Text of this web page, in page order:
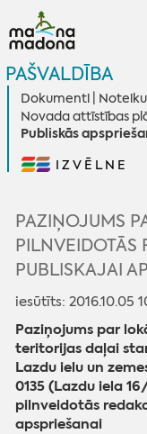
PAŠVALDĪBA
Dokumenti |
Novada attīstības
Publiskās
IZVĒLNE
PAZIŅOJUMS
PILNVEIDOTĀS
PUBLISKAJAI
iesūtīts: 2016.10.05
Paziņojums par
teritorijas daļai
Lazdu ielu un
0135 (Lazdu iela
pilnveidotās
apspriešanai